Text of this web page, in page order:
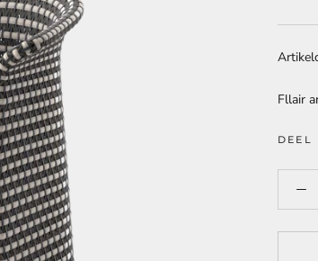
Fllair
DEEL